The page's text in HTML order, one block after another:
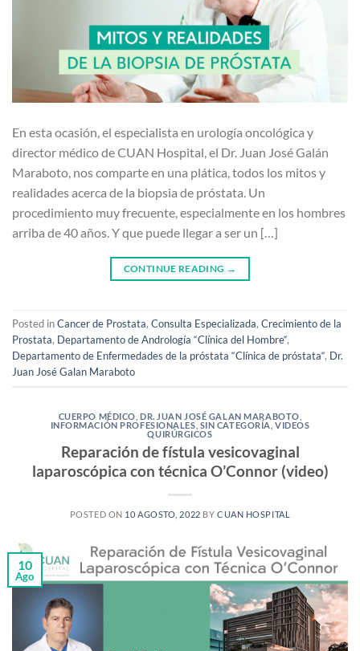
En esta ocasión, el especialista en urología oncológica y
director médico de CUAN Hospital, el Dr. Juan José Galán
Maraboto, nos comparte en una plática, todos los mitos y
realidades acerca de la biopsia de próstata. Un
procedimiento muy frecuente, especialmente en los hombres
arriba de 40 años. Y que puede llegar a ser un […]
CONTINUE READING →
Posted inCancer de Prostata, Consulta Especializada, Crecimiento de la
Prostata, Departamento de Andrología “Clínica del Hombre“,
Departamento de Enfermedades de la próstata “Clínica de próstata“, Dr.
Juan José Galan Maraboto
CUERPO MÉDICO ,DR. JUAN JOSÉ GALAN MARABOTO
INFORMACIÓN PROFESIONALES SIN CATEGORÍA ,VIDEOS
QUIRÚRGICOS
Reparación de fístula vesicovaginal
laparoscópica con técnica O’Connor (video)
POSTED ON 10 AGOSTO, 2022 BY CUAN HOSPITAL
10
Ago